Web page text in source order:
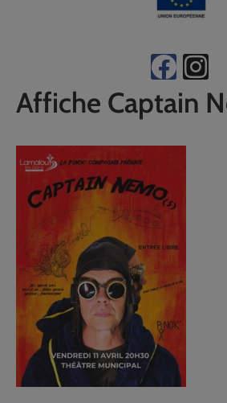
Affiche Captain